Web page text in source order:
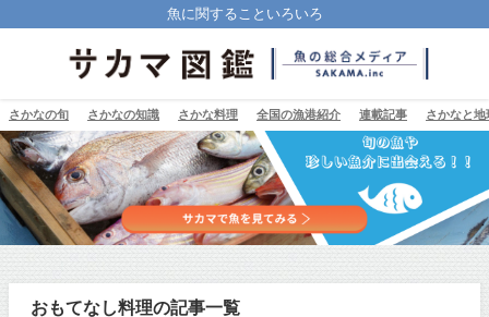
魚に関することいろいろ
さかなの旬 さかなの知識 さかな料理 全国の漁港紹介 連載記事 さかなと地
おもてなし料理の記事一覧